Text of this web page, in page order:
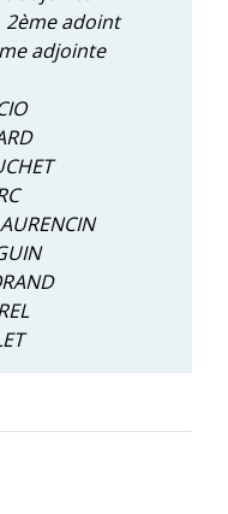
2ème adoint
adjointe